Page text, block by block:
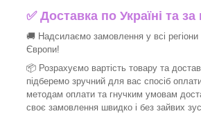
✅ Доставка по Україні та
🚚 Надсилаємо замовлення у всі регіони
Європи!
📦 Розрахуємо вартість товару та
підберемо зручний для вас спосіб
методам оплати та гнучким умовам
своє замовлення швидко і без зайвих